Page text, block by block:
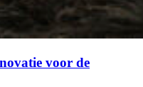
voor de